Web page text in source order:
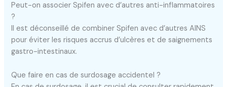
Peut-on associer Spifen avec d’autres anti-inflammatoires
?
Il est déconseillé de combiner Spifen avec d’autres AINS
pour éviter les risques accrus d’ulcères et de saignements
gastro-intestinaux.
Que faire en cas de surdosage accidentel ?